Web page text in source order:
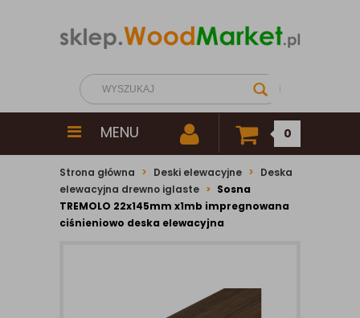
MENU 0
Strona główna Deski elewacyjne
Deska
elewacyjna drewno iglaste
Sosna
TREMOLO 22x145mm x1mb impregnowana
ciśnieniowo deska elewacyjna